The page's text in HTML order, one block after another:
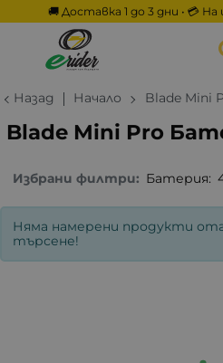
🚚 Доставка 1 до 3 дни • 💳
Назад Начало Blade Mini
Blade Mini Pro
Избрани филтри: Батерия:
Няма намерени продукти
търсене!